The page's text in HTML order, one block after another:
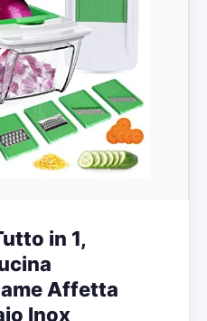
in 1,
Affetta
Inox